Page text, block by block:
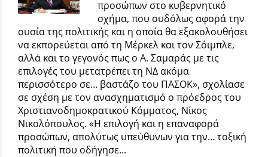
προσώπων στο κυβερνητικό
σχήμα, που ουδόλως αφορά την
ουσία της πολιτικής και η οποία θα εξακολουθήσει
να εκπορεύεται από τη Μέρκελ και τον Σόιμπλε,
αλλά και το γεγονός πως ο Α. Σαμαράς με τις
επιλογές του μετατρέπει τη ΝΔ ακόμα
περισσότερο σε… βαστάζο του ΠΑΣΟΚ», σχολίασε
σε σχέση με τον ανασχηματισμό ο πρόεδρος του
Χριστιανοδημοκρατικού Κόμματος, Νίκος
Νικολόπουλος. «Η επιλογή και η επαναφορά
προσώπων, απολύτως υπεύθυνων για την… τοξική
πολιτική που οδήγησε...